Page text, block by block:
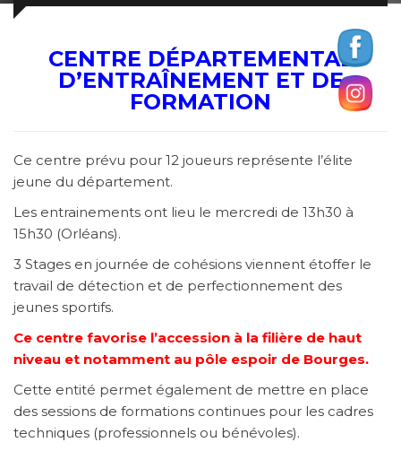
CENTRE DÉPARTEMENTAL
D’ENTRAÎNEMENT ET DE
FORMATION
Ce centre prévu pour 12 joueurs représente l’élite
jeune du département.
Les entrainements ont lieu le mercredi de 13h30 à
15h30 (Orléans).
3 Stages en journée de cohésions viennent étoffer le
travail de détection et de perfectionnement des
jeunes sportifs.
Ce centre favorise l’accession à la filière de haut
niveau et notamment au pôle espoir de Bourges.
Cette entité permet également de mettre en place
des sessions de formations continues pour les cadres
techniques (professionnels ou bénévoles).